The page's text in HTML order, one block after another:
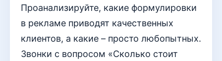
Проанализируйте, какие формулировки
в рекламе приводят качественных
клиентов, а какие – просто любопытных.
Звонки с вопросом «Сколько стоит